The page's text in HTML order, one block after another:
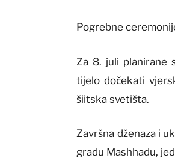
Pogrebne
Za 8. juli planirane
tijelo dočekati
šiitska svetišta.
Završna dženaza i
gradu Mashhadu,